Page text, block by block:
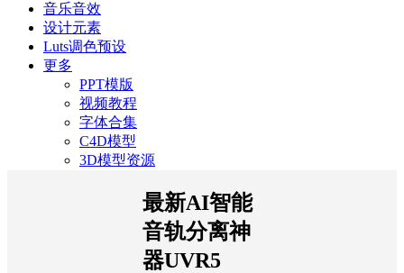
音乐音效
设计元素
Luts调色预设
更多
PPT模版
视频教程
字体合集
C4D模型
3D模型资源
最新AI智能
音轨分离神
器UVR5